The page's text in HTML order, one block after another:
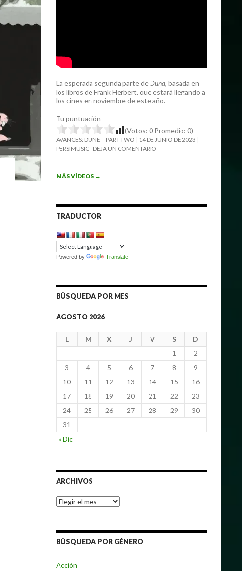
La esperada segunda parte de Duna, basada en
los libros de Frank Herbert, que estará llegando a
los cines en noviembre de este año.
Tu puntuación
(Votos: 0 Promedio: 0)
AVANCES: DUNE – PART TWO
14 DE JUNIO DE 2023
PERSIMUSIC DEJA UN COMENTARIO
MÁS VÍDEOS →
TRADUCTOR
Powered by Translate
BÚSQUEDA POR MES
AGOSTO 2026
L M X J V S
D
1
2
3
4 5 6 7 8
9
10
11 12 13 14 15
16
17
18 19 20 21 22
23
24
25 26 27 28 29
30
31
« Dic
ARCHIVOS
Archivos
BÚSQUEDA POR GÉNERO
Acción